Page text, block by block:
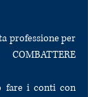
professione per
fare i conti con